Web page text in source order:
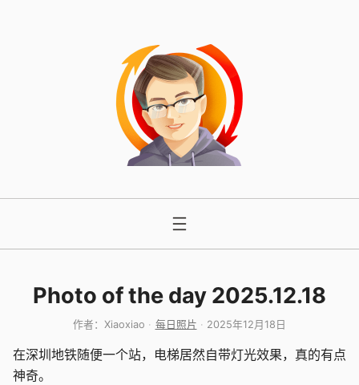
Photo of the day 2025.12.18
作者： Xiaoxiao 每日照片 2025年12月18日
在深圳地铁随便一个站，电梯居然自带灯光效果，真的有点
神奇。